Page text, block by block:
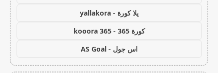
يلا كورة - yallakora
كورة 365 - kooora 365
اس جول - AS Goal